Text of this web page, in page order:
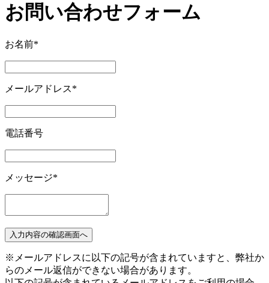
お問い合わせフォーム
お名前*
メールアドレス*
電話番号
メッセージ*
入力内容の確認画面へ
※メールアドレスに以下の記号が含まれていますと、弊社か
らのメール返信ができない場合があります。